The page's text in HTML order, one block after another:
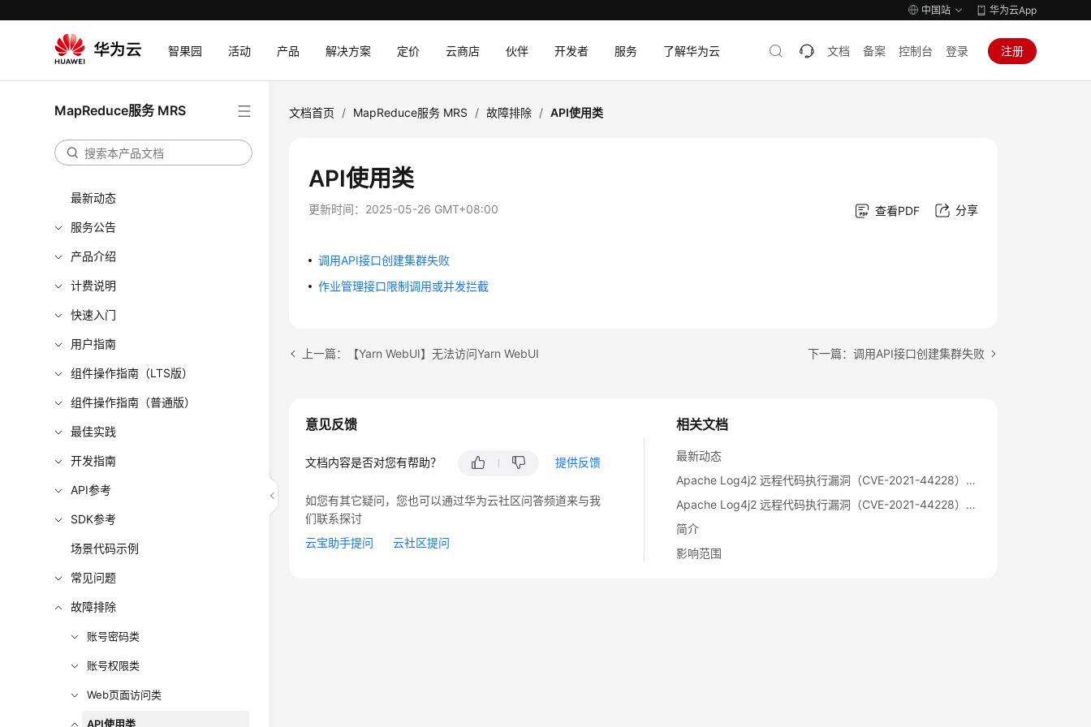
中国站 华为云App
智果园 活动 产品 解决方案 定价 云商店 伙伴 开发者 服务 了解华为云 文档 备案 控制台 登录 注册
MapReduce服务 MRS
最新动态
服务公告
产品介绍
计费说明
快速入门
用户指南
组件操作指南（LTS版）
组件操作指南（普通版）
最佳实践
开发指南
API参考
SDK参考
场景代码示例
常见问题
故障排除
账号密码类
账号权限类
Web页面访问类
API使用类
文档首页 / MapReduce服务 MRS / 故障排除 / API使用类
API使用类
更新时间： 2025-05-26 GMT+08:00 查看PDF 分享
调用API接口创建集群失败
作业管理接口限制调用或并发拦截
上一篇：【Yarn WebUI】无法访问Yarn WebUI 下一篇：调用API接口创建集群失败
相关文档
最新动态
Apache Log4j2 远程代码执行漏洞（CVE-2021-44228）公告
Apache Log4j2 远程代码执行漏洞（CVE-2021-44228）修复指导
简介
影响范围
意见反馈
文档内容是否对您有帮助？ 提供反馈
如您有其它疑问，您也可以通过华为云社区问答频道来与我
们联系探讨
云宝助手提问
云社区提问